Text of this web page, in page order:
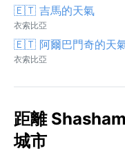
🇪🇹 吉馬的天氣
衣索比亞
🇪🇹 阿爾巴門奇的天
衣索比亞
距離
城市